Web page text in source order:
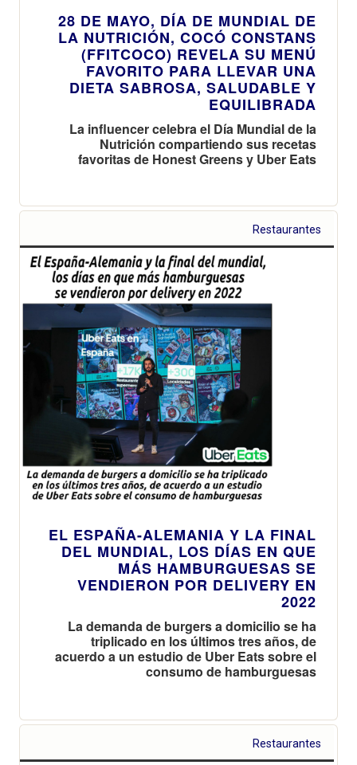
28 DE MAYO, DÍA DE MUNDIAL DE
LA NUTRICIÓN, COCÓ CONSTANS
(FFITCOCO) REVELA SU MENÚ
FAVORITO PARA LLEVAR UNA
DIETA SABROSA, SALUDABLE Y
EQUILIBRADA
La influencer celebra el Día Mundial de la
Nutrición compartiendo sus recetas
favoritas de Honest Greens y Uber Eats
Restaurantes
EL ESPAÑA-ALEMANIA Y LA FINAL
DEL MUNDIAL, LOS DÍAS EN QUE
MÁS HAMBURGUESAS SE
VENDIERON POR DELIVERY EN
2022
La demanda de burgers a domicilio se ha
triplicado en los últimos tres años, de
acuerdo a un estudio de Uber Eats sobre el
consumo de hamburguesas
Restaurantes